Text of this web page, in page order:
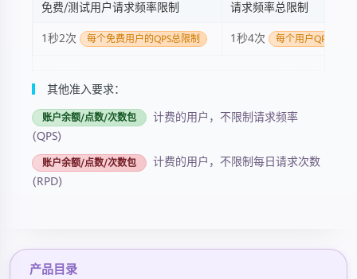
免费/测试用户请求频率限制 请求频率总限制
1秒2次 每个免费用户的QPS总限制 1秒4次 每个用户QPS总限
其他准入要求：
账户余额/点数/次数包
计费的用户，不限制请求频率
(QPS)
账户余额/点数/次数包
计费的用户，不限制每日请求次数
(RPD)
产品目录